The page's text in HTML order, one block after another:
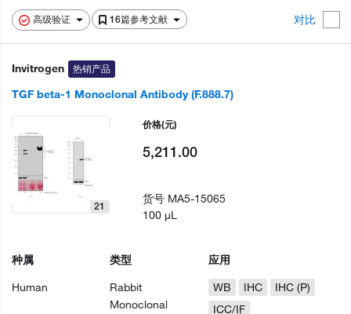
高级验证 16篇参考文献 对比
Invitrogen 热销产品
TGF beta-1 Monoclonal Antibody (F.888.7)
21
种属
Human
类型
Rabbit
Monoclonal
应用
WB
IHC
IHC (P)
ICC/IF
价格(元)
5,211.00
货号 MA5-15065
100 µL